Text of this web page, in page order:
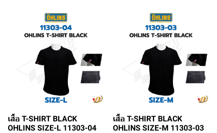
เสื้อ T-SHIRT BLACK
OHLINS SIZE-L 11303-04
เสื้อ T-SHIRT BLACK
OHLINS SIZE-M 11303-03